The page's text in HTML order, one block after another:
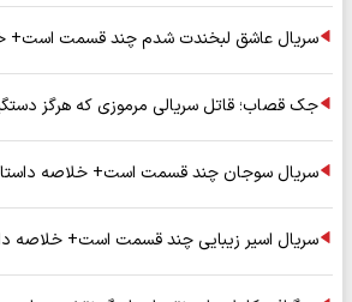
سریال عاشق لبخندت شدم چند قسمت است+
جک قصاب؛ قاتل سریالی مرموزی که هرگز
سریال سوجان چند قسمت است+ خلاصه
سریال اسیر زیبایی چند قسمت است+ خلاصه